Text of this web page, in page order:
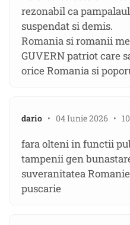
rezonabil ca
suspendat si demis.
Romania si romanii
GUVERN patriot care
orice Romania si
dario • 04 Iunie 2026 •
fara olteni in functii
tampenii gen
suveranitatea
puscarie